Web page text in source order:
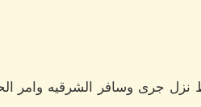
جرى وسافر الشرقيه وامر